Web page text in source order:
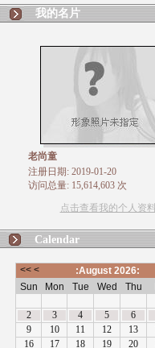
我的名片
老尚童
注册日期: 2019-01-20
访问总量: 15,614,603 次
点击查看我的个人资料
Calendar